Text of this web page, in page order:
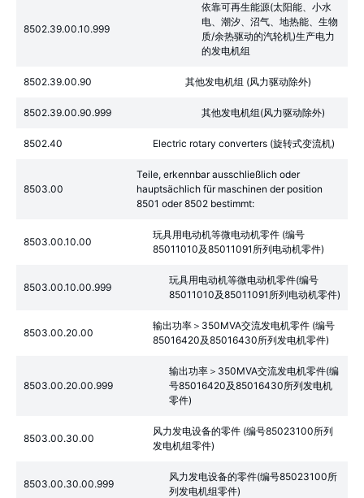
8502.39.00.10.999
依靠可再生能源(太阳能、小水
电、潮汐、沼气、地热能、生物
质/余热驱动的汽轮机)生产电力
的发电机组
8502.39.00.90 其他发电机组 (风力驱动除外)
8502.39.00.90.999 其他发电机组(风力驱动除外)
8502.40 Electric rotary converters (旋转式变流机)
8503.00
Teile, erkennbar ausschließlich oder
hauptsächlich für maschinen der position
8501 oder 8502 bestimmt:
8503.00.10.00
玩具用电动机等微电动机零件 (编号
85011010及85011091所列电动机零件)
8503.00.10.00.999
玩具用电动机等微电动机零件(编号
85011010及85011091所列电动机零件)
8503.00.20.00
输出功率＞350MVA交流发电机零件 (编号
85016420及85016430所列发电机零件)
8503.00.20.00.999
输出功率＞350MVA交流发电机零件(编
号85016420及85016430所列发电机
零件)
8503.00.30.00
风力发电设备的零件 (编号85023100所列
发电机组零件)
8503.00.30.00.999
风力发电设备的零件(编号85023100所
列发电机组零件)